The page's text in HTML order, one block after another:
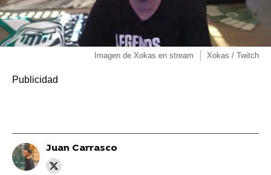
Imagen de Xokas en stream Xokas / Twitch
Juan Carrasco